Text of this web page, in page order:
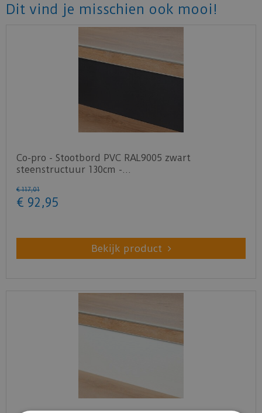
Dit vind je misschien ook mooi!
Co-pro - Stootbord PVC RAL9005 zwart
steenstructuur 130cm -…
€ 117,01
€ 92 ,95
Bekijk product